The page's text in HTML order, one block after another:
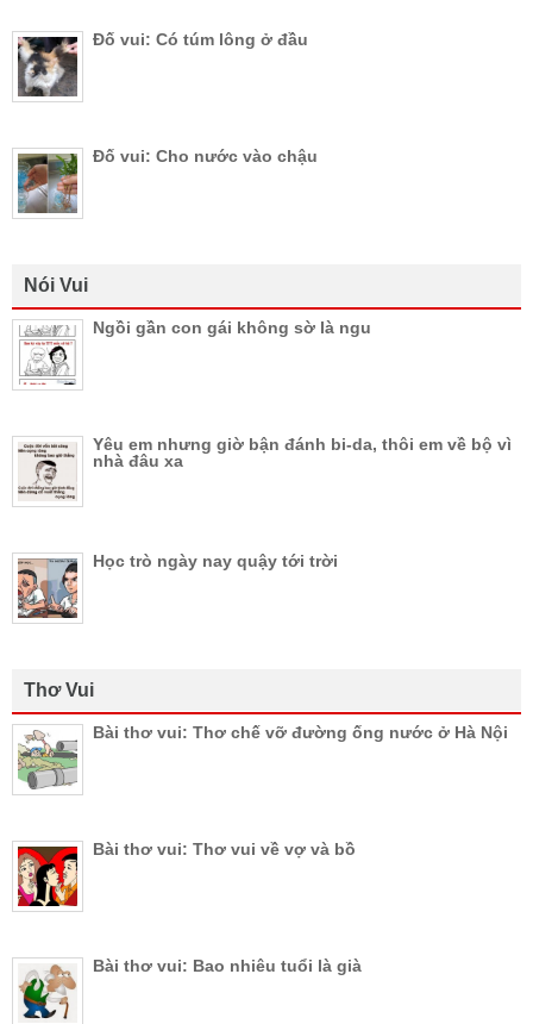
Đố vui: Có túm lông ở đầu
Đố vui: Cho nước vào chậu
Nói Vui
Ngồi gần con gái không sờ là ngu
Yêu em nhưng giờ bận đánh bi-da, thôi em về bộ vì
nhà đâu xa
Học trò ngày nay quậy tới trời
Thơ Vui
Bài thơ vui: Thơ chế vỡ đường ống nước ở Hà Nội
Bài thơ vui: Thơ vui về vợ và bồ
Bài thơ vui: Bao nhiêu tuổi là già